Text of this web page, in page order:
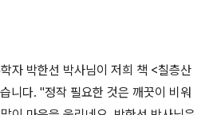
자 박한선 박사님이 저희 책 <칠층산
니다. "정작 필요한 것은 깨끗이 비워